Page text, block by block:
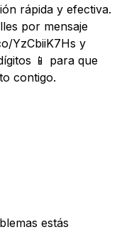
rápida y efectiva.
por mensaje
YzCbiiK7Hs y
📱 para que
contigo.
estás